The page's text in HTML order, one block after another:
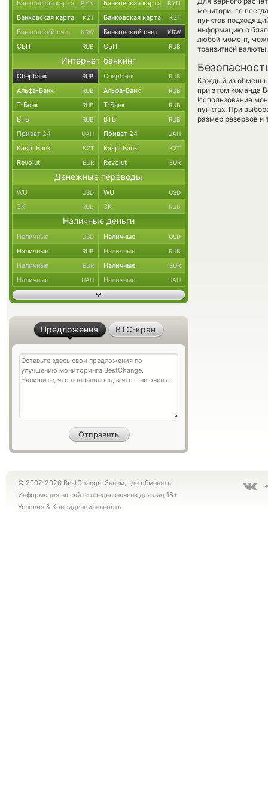
мониторинге
пунктов
информацию о
любой момент,
транзитной валюты.
Каждый из
при этом команда
Использование
пунктах. При
размер резервов и
Банковская карта BYN Банковская карта BYN
Банковская карта KZT Банковская карта KZT
Банковский счет KRW Банковский счет KRW
СБП RUB СБП RUB
Интернет-банкинг
Сбербанк RUB Сбербанк RUB
Альфа-Банк RUB Альфа-Банк RUB
Т-Банк RUB Т-Банк RUB
ВТБ RUB ВТБ RUB
Приват 24 UAH Приват 24 UAH
Kaspi Bank KZT Kaspi Bank KZT
Revolut EUR Revolut EUR
Денежные переводы
WU USD WU USD
ЗК RUB ЗК RUB
Наличные деньги
Наличные USD Наличные USD
Наличные RUB Наличные RUB
Наличные EUR Наличные EUR
Наличные UAH Наличные UAH
Предложения BTC-кран
© 2007-2026 BestChange. Знаем, где обменять!
Информация на сайте предназначена для лиц 18+
Условия & Конфиденциальность